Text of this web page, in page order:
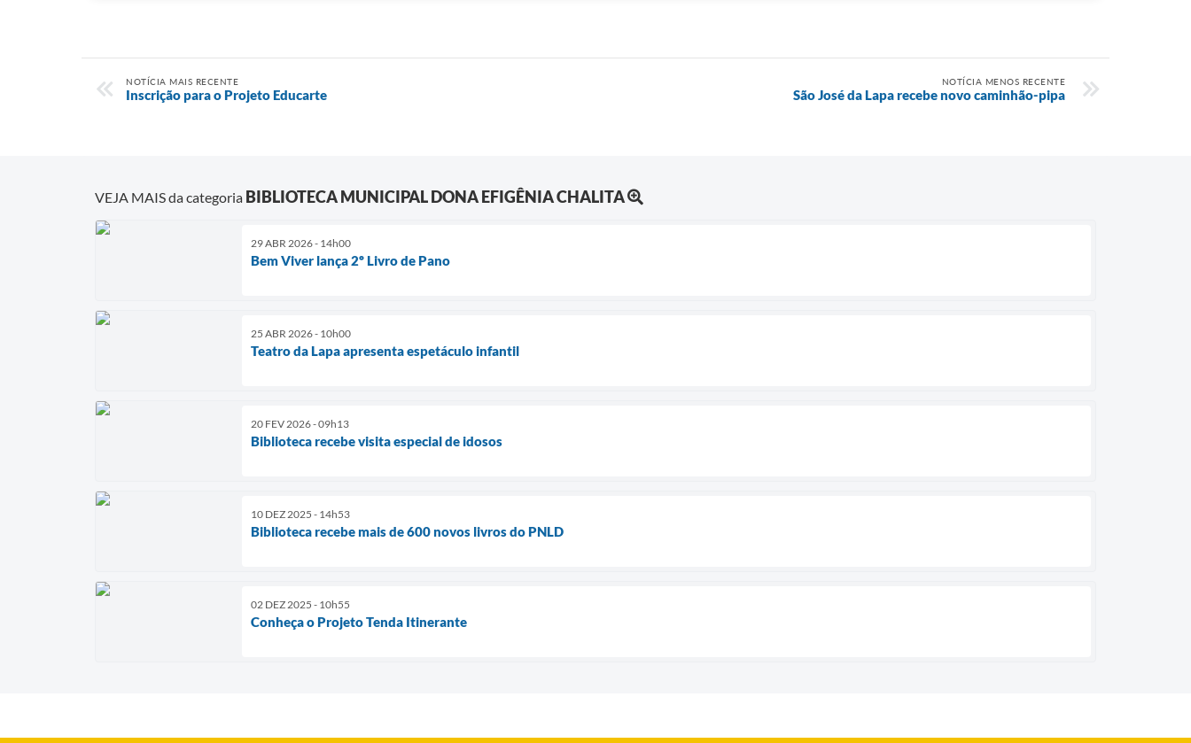
NOTÍCIA MAIS RECENTE
Inscrição para o Projeto Educarte
NOTÍCIA MENOS RECENTE
São José da Lapa recebe novo caminhão-pipa
VEJA MAIS da categoria BIBLIOTECA MUNICIPAL DONA EFIGÊNIA CHALITA
29 ABR 2026 - 14h00
Bem Viver lança 2º Livro de Pano
25 ABR 2026 - 10h00
Teatro da Lapa apresenta espetáculo infantil
20 FEV 2026 - 09h13
Biblioteca recebe visita especial de idosos
10 DEZ 2025 - 14h53
Biblioteca recebe mais de 600 novos livros do PNLD
02 DEZ 2025 - 10h55
Conheça o Projeto Tenda Itinerante